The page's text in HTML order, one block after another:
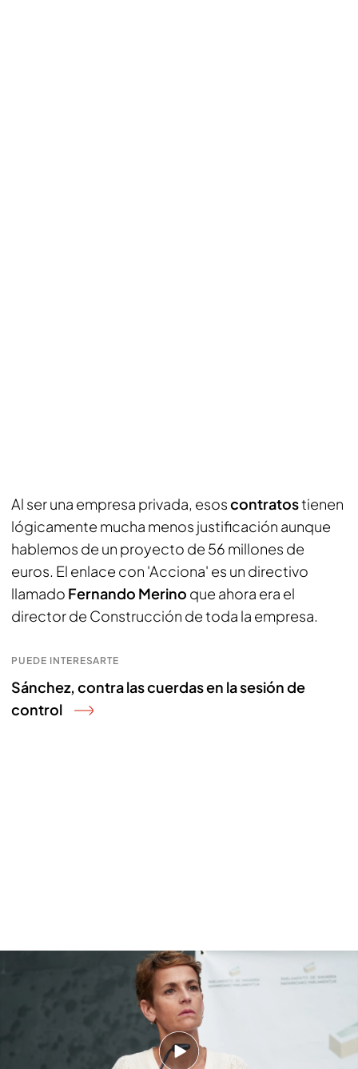
Al ser una empresa privada, esoscontratostienen
lógicamente mucha menos justificación aunque
hablemos de un proyecto de 56 millones de
euros. El enlace con 'Acciona' es un directivo
llamado Fernando Merino que ahora era el
director de Construcción de toda la empresa.
PUEDE INTERESARTE
Sánchez, contra las cuerdas en la sesión de
control
La trama de Santos Cerdán y su origen en Navarra: Chivite no piensa dimitir
y Algorriz sigue de diputado